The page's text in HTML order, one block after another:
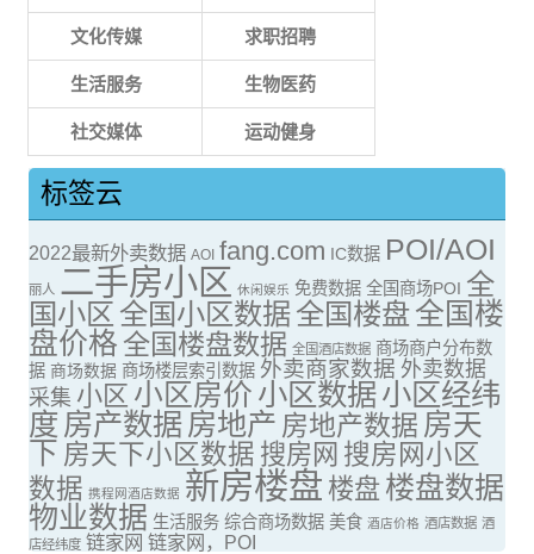
文化传媒 求职招聘
生活服务 生物医药
社交媒体 运动健身
标签云
2022最新外卖数据 AOI fang.com IC数据 POI/AOI
丽人 二手房小区 休闲娱乐 免费数据 全国商场POI 全
国小区 全国小区数据全国楼盘全国楼
盘价格 全国楼盘数据 全国酒店数据 商场商户分布数
据 商场数据 商场楼层索引数据 外卖商家数据 外卖数据
采集 小区 小区房价 小区数据小区经纬
度 房产数据 房地产 房地产数据 房天
下 房天下小区数据 搜房网 搜房网小区
数据 携程网酒店数据 新房楼盘 楼盘 楼盘数据
物业数据 生活服务 综合商场数据 美食 酒店价格 酒店数据 酒
店经纬度 链家网 链家网，POI